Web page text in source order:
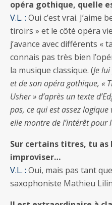
opéra gothique, quelle
V.L. : Oui c’est vrai. J’aime
tiroirs » et le côté opéra
j’avance avec différents «
connais pas très bien
la musique classique. (Je
et de son opéra gothique, «
Usher » d’après un texte
pas, ce qui est assez
elle montre de l’intérêt pour
Sur certains titres, tu as
improviser…
V.L. : Oui, mais pas tant
saxophoniste Mathieu